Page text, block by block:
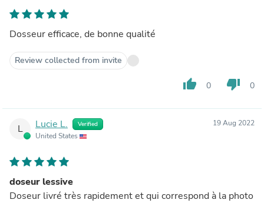
Dosseur efficace, de bonne qualité
Review collected from invite
thumb_up 0 thumb_down 0
L Lucie L. Verified
United States
19 Aug 2022
doseur lessive
Doseur livré très rapidement et qui correspond à la photo